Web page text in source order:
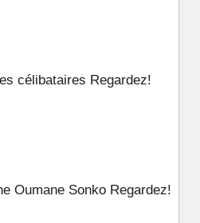
célibataires Regardez!
Oumane Sonko Regardez!